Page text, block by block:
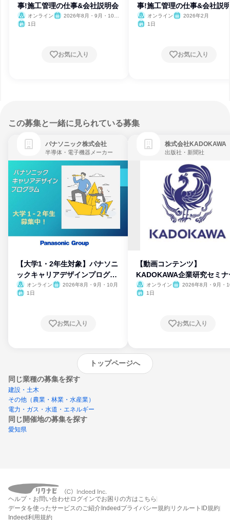
事!施工管理の仕事&会社説明会
オンライン
2026年8月・9月・10
1日
お気に入り
事!施工管理の仕事&会社説
オンライン
2026年2月
1日
お気に入り
この募集と一緒に見られている募集
パナソニック株式会社
半導体・電子機器メーカー
【大学1・2年生対象】パナソニ
ックキャリアデザインプログラ
ム
オンライン
2026年8月・9月・10月
1日
お気に入り
株式会社KADOKAWA
出版社・新聞社
【動画コンテンツ】
KADOKAWA企業研究セミナ
オンライン
2026年8月・9月・
1日
お気に入り
トップページへ
同じ業種の募集を探す
建設・土木
その他（農業・林業・水産業）
電力・ガス・水道・エネルギー
同じ開催地の募集を探す
愛知県
エントリーするとプログラムの詳細案内を
受け取れるようになります
ヘルプ・お問い合わせ ログインでお困りの方はこちら
データを使ったサービスのご紹介 Indeedプライバシー規約 リクルートID規約
Indeed利用規約